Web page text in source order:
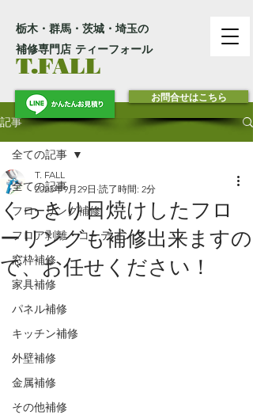
栃木・群馬・茨城・埼玉の
補修専門店 ティーフォール
T.FALL
お問合せはこちら
記事
全ての記事
フローリング補修
フロア剥離・コーティング
窓枠補修
家具補修
パネル補修
キッチン補修
外壁補修
金属補修
その他補修
全ての記事
くっきり日焼けしたフロ
ーリングも補修出来ますの
で、お任せください！
T. FALL
2023年9月29日 読了時間: 2分